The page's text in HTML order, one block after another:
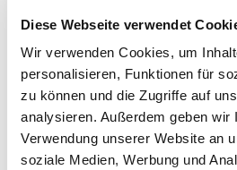
Diese Webseite verwendet
Wir verwenden Cookies, um
personalisieren, Funktionen für
zu können und die Zugriffe auf
analysieren. Außerdem geben wir
Verwendung unserer Website an
soziale Medien, Werbung und
Mammakarzinom
Ovarialkarzinom